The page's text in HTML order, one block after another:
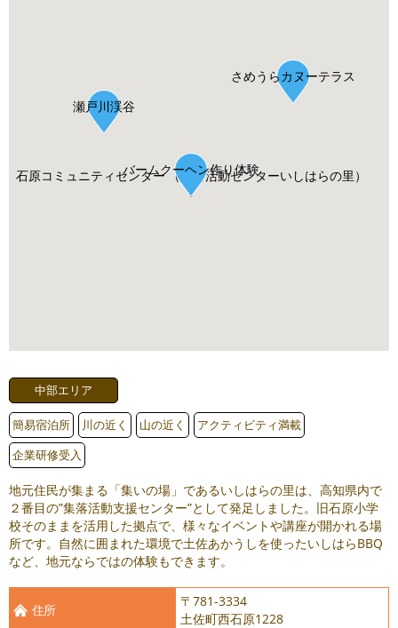
石原コミュニティセンター （集落活動センターいしはらの里）
さめうらカヌーテラス
瀬戸川渓谷
バームクーヘン作り体験
中部エリア
簡易宿泊所 川の近く 山の近く
アクティビティ満載
企業研修受入
地元住民が集まる「集いの場」であるいしはらの里は、高知県内で
２番目の”集落活動支援センター”として発足しました。旧石原小学
校そのままを活用した拠点で、様々なイベントや講座が開かれる場
所です。自然に囲まれた環境で土佐あかうしを使ったいしはらBBQ
など、地元ならではの体験もできます。
住所
〒781-3334
土佐町西石原1228